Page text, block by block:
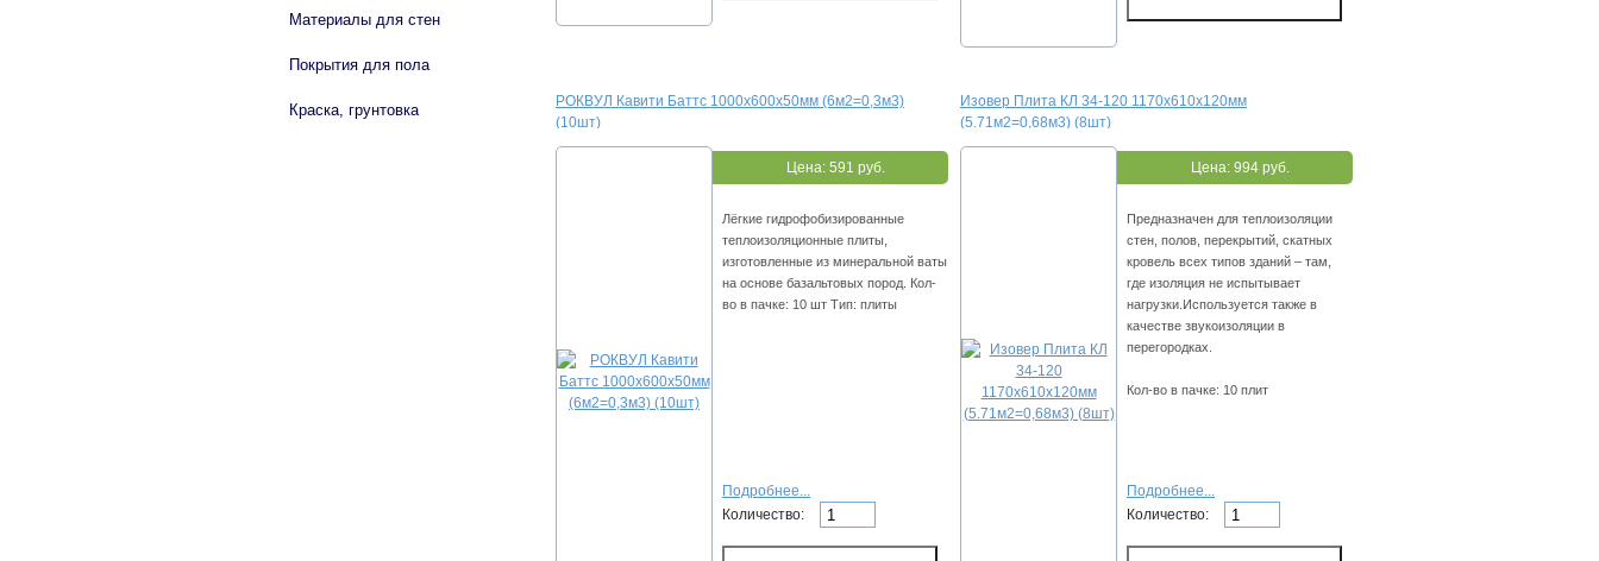
РОКВУЛ Кавити Баттс 1000х600х50мм (6м2=0,3м3)
(10шт)
Цена: 591 руб.
Лёгкие гидрофобизированные
теплоизоляционные плиты,
изготовленные из минеральной ваты
на основе базальтовых пород. Кол-
во в пачке: 10 шт Тип: плиты
Подробнее...
Количество:
Изовер Плита КЛ 34-120 1170х610х120мм
(5.71м2=0,68м3) (8шт)
Цена: 994 руб.
Предназначен для теплоизоляции
стен, полов, перекрытий, скатных
кровель всех типов зданий – там,
где изоляция не испытывает
нагрузки.Используется также в
качестве звукоизоляции в
перегородках.
Кол-во в пачке: 10 плит
Подробнее...
Количество:
Материалы для стен
Покрытия для пола
Краска, грунтовка